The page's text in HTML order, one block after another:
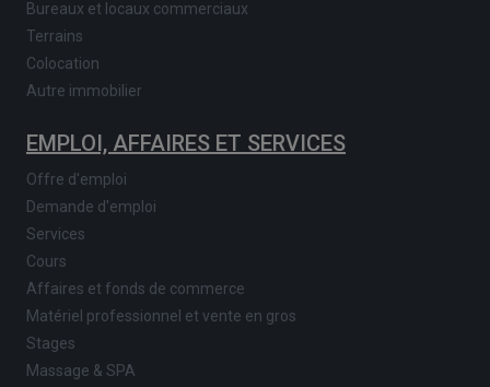
Bureaux et locaux commerciaux
Terrains
Colocation
Autre immobilier
EMPLOI, AFFAIRES ET SERVICES
Offre d'emploi
Demande d'emploi
Services
Cours
Affaires et fonds de commerce
Matériel professionnel et vente en gros
Stages
Massage & SPA